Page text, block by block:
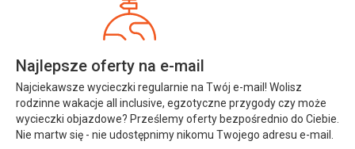
Najlepsze oferty na e-mail
Najciekawsze wycieczki regularnie na Twój e-mail! Wolisz
rodzinne wakacje all inclusive, egzotyczne przygody czy może
wycieczki objazdowe? Prześlemy oferty bezpośrednio do Ciebie.
Nie martw się - nie udostępnimy nikomu Twojego adresu e-mail.